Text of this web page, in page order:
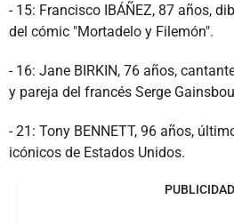
- 15: Francisco IBÁÑEZ, 87 años,
del cómic "Mortadelo y Filemón".
- 16: Jane BIRKIN, 76 años,
y pareja del francés Serge
- 21: Tony BENNETT, 96 años,
icónicos de Estados Unidos.
PUBLICIDAD